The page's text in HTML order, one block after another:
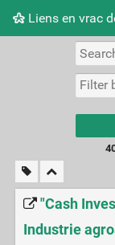
Liens en vrac
"Cash
Industrie